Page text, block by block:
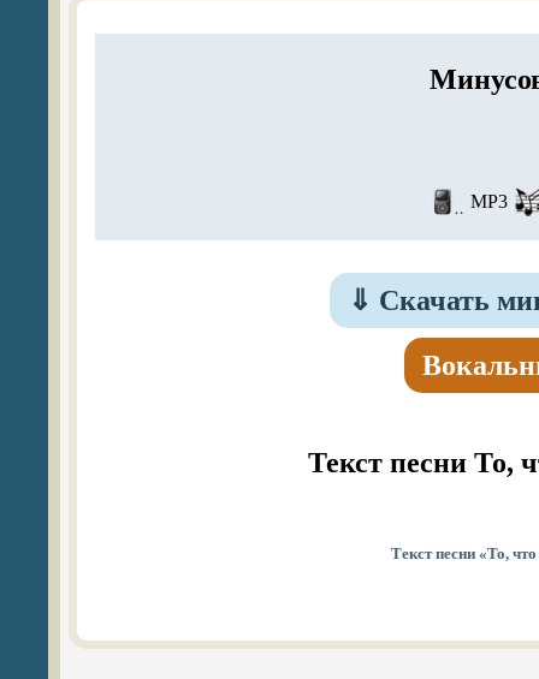
MP3
⇓ Скачать
Текст песни То,
Текст песни «То,